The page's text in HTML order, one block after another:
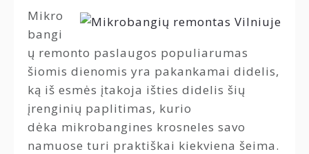
Mikro
bangi
ų remonto paslaugos populiarumas
šiomis dienomis yra pakankamai didelis,
ką iš esmės įtakoja išties didelis šių
įrenginių paplitimas, kurio
dėka mikrobangines krosneles savo
namuose turi praktiškai kiekviena šeima.